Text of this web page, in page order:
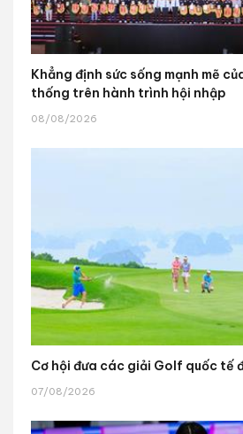
Khẳng định sức sống mạnh mẽ
thống trên hành trình hội nhập
08/08/2026
Cơ hội đưa các giải Golf quốc tế
07/08/2026